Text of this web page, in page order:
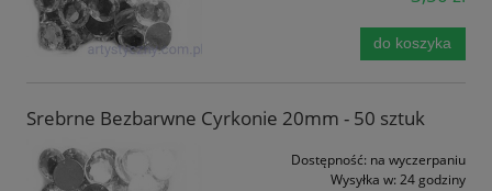
do koszyka
Srebrne Bezbarwne Cyrkonie 20mm - 50 sztuk
Dostępność: na wyczerpaniu
Wysyłka w: 24 godziny